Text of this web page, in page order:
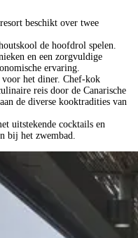
beschikt over twee
de hoofdrol spelen.
en een zorgvuldige
ervaring.
voor het diner. Chef-kok
reis door de Canarische
de diverse kooktradities van
uitstekende cocktails en
bij het zwembad.